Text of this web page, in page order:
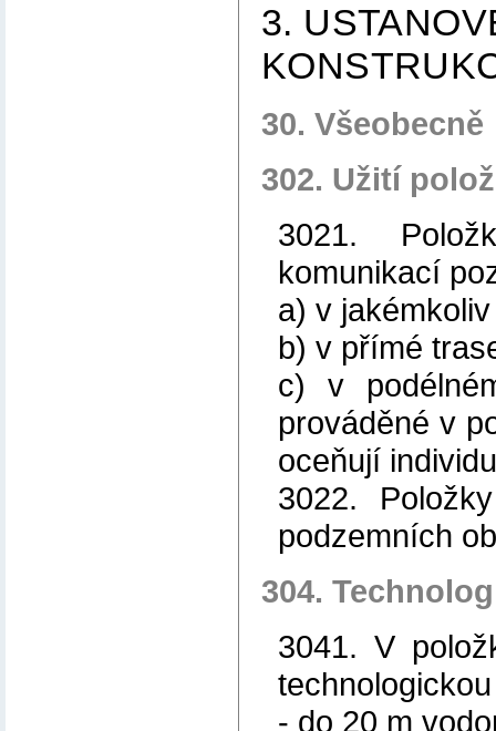
3.
30. Všeobecně
302. Užití
3021.
komunikací
a) v
b) v přímé
c) v
prováděné v
oceňují
3022.
podzemních
304.
3041. V
- do 20 m